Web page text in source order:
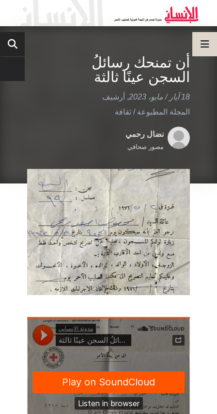
أن تمنحك رسائلُ
السجن عينًا ثالثة
18 آيار / مايو، 2023 , أرشيف
المجلة المطبوعة / ثقافة
نضال رحمي
مصور صحافي